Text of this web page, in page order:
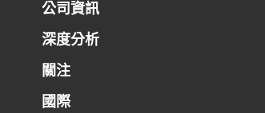
公司資訊
深度分析
關注
國際